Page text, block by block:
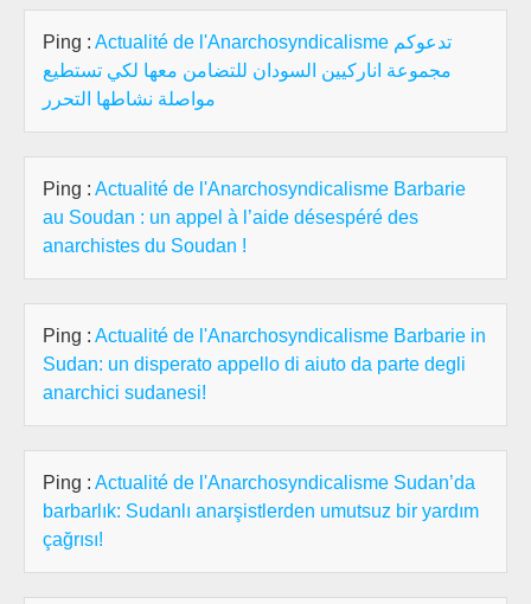
Ping : Actualité de l'Anarchosyndicalisme تدعوكم
مجموعة اناركيين السودان للتضامن معها لكي تستطيع
مواصلة نشاطها التحرر
Ping : Actualité de l'Anarchosyndicalisme Barbarie
au Soudan : un appel à l’aide désespéré des
anarchistes du Soudan !
Ping : Actualité de l'Anarchosyndicalisme Barbarie in
Sudan: un disperato appello di aiuto da parte degli
anarchici sudanesi!
Ping : Actualité de l'Anarchosyndicalisme Sudan’da
barbarlık: Sudanlı anarşistlerden umutsuz bir yardım
çağrısı!